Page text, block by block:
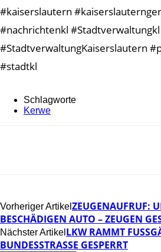
#kaiserslautern
#nachrichtenkl #Stadtverwaltungkl
#StadtverwaltungKaiserslautern
#stadtkl
Schlagworte
Kerwe
Vorheriger Artikel ZEUGENAUFRUF:
BESCHÄDIGEN AUTO – ZEUGEN
Nächster Artikel LKW RAMMT
UNDESSTRASSE GESPERRT